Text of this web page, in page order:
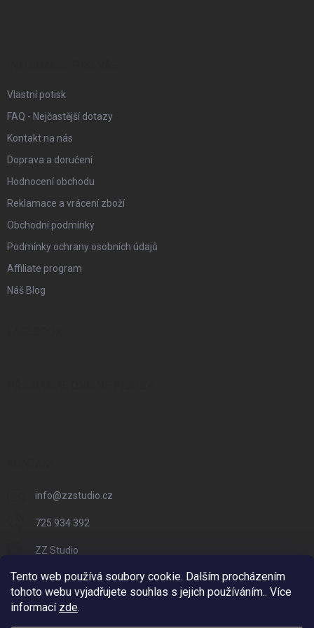
Tento web používá soubory cookie. Dalším procházením
tohoto webu vyjadřujete souhlas s jejich používáním.. Více
informací zde.
Vlastní potisk
FAQ - Nejčastější dotazy
Kontakt na nás
Doprava a doručení
Hodnocení obchodu
Reklamace a vrácení zboží
Obchodní podmínky
Podmínky ochrany osobních údajů
Affiliate program
Náš Blog
info@zzstudio.cz
725 934 392
ZZ Studio
zzstudio_cz